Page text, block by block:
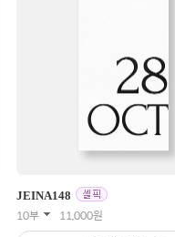
JEINA148
10부 11,000원